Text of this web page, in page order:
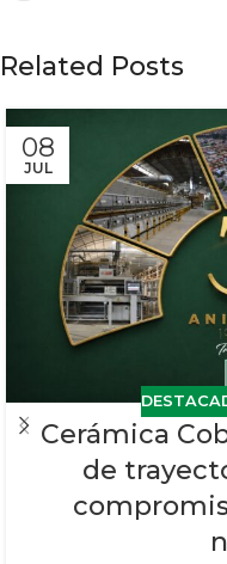
Related Posts
08
JUL
Cerámica
de